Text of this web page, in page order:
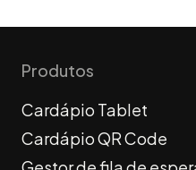
Produtos
Cardápio Tablet
Cardápio QR Code